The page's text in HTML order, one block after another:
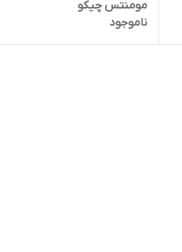
مومنتس چیکو
ناموجود